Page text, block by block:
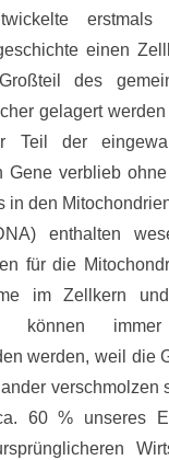
einen
des
gelagert werden
Teil der
Gene verblieb
in den
enthalten
für die
im Zellkern
können
werden, weil die
verschmolzen
60 % unseres